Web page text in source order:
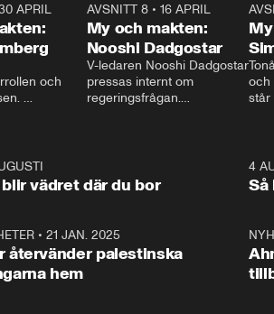
APRIL
och
AVSNITT 8• 16 APRIL
My och makten:
Nooshi Dadgostar
V-ledaren Nooshi Dadgostar
pressas internt om
regeringsfrågan.
– Vi ställer upp i val. Ska vi
vara med så sitter vi förstås
och
står
blir vädret där du bor
4
Så
•21 JAN. 2025
återvänder palestinska
hem